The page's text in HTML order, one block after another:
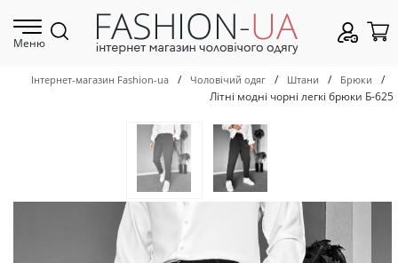
Меню
Інтернет-магазин Fashion-ua / Чоловічий одяг / Штани / Брюки
/
Літні модні чорні легкі брюки Б-625